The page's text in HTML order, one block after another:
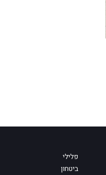
פלילי
ביטחון